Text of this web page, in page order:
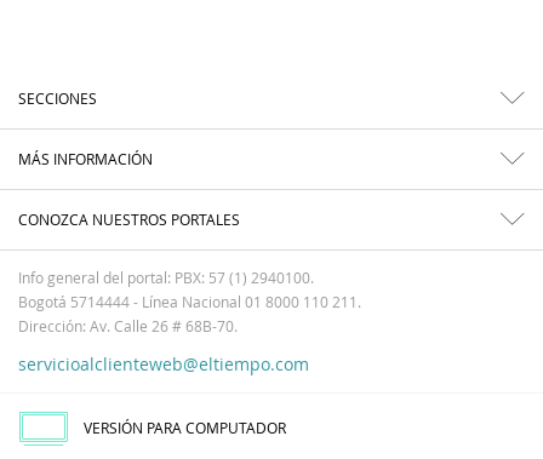
SECCIONES
MÁS INFORMACIÓN
CONOZCA NUESTROS PORTALES
Info general del portal: PBX: 57 (1) 2940100.
Bogotá 5714444 - Línea Nacional 01 8000 110 211.
Dirección: Av. Calle 26 # 68B-70.
servicioalclienteweb@eltiempo.com
VERSIÓN PARA COMPUTADOR